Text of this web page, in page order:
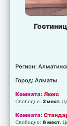
Регион:
Город: Алматы
Комната:Люкс
Свободно:2 мест.
Комната:
Свободно:6 мест.